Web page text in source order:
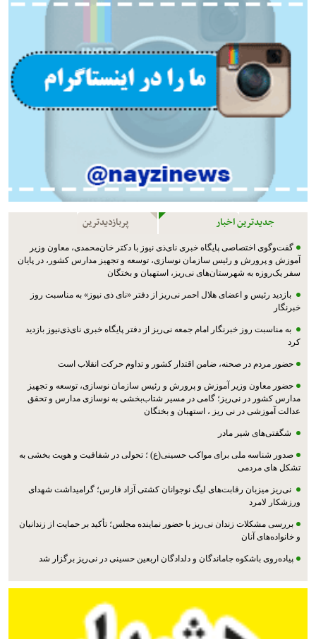
جدیدترین اخبار پربازدیدترین
گفت‌وگوی اختصاصی پایگاه خبری نای‌ذی نیوز با دکتر خان‌محمدی، معاون وزیر
آموزش و پرورش و رئیس سازمان نوسازی، توسعه و تجهیز مدارس کشور، در پایان
سفر یک‌روزه به شهرستان‌های نی‌ریز، استهبان و بختگان
بازدید رئیس و اعضای هلال احمر نی‌ریز از دفتر «نای ذی نیوز» به مناسبت روز
خبرنگار
به مناسبت روز خبرنگار امام جمعه نی‌ریز از دفتر پایگاه خبری نای‌ذی‌نیوز بازدید
کرد
حضور مردم در صحنه، ضامن اقتدار کشور و تداوم حرکت انقلاب است
حضور معاون وزیر آموزش و پرورش و رئیس سازمان نوسازی، توسعه و تجهیز
مدارس کشور در نی‌ریز؛ گامی در مسیر شتاب‌بخشی به نوسازی مدارس و تحقق
عدالت آموزشی در نی ریز ، استهبان و بختگان
شگفتی‌های شیر مادر
صدور شناسه ملی برای مواکب حسینی(ع) ؛ تحولی در شفافیت و هویت بخشی به
تشکل های مردمی
نی‌ریز میزبان رقابت‌های لیگ نوجوانان کشتی آزاد فارس؛ گرامیداشت شهدای
ورزشکار لامرد
بررسی مشکلات زندان نی‌ریز با حضور نماینده مجلس؛ تأکید بر حمایت از زندانیان
و خانواده‌های آنان
پیاده‌روی باشکوه جاماندگان و دلدادگان اربعین حسینی در نی‌ریز برگزار شد